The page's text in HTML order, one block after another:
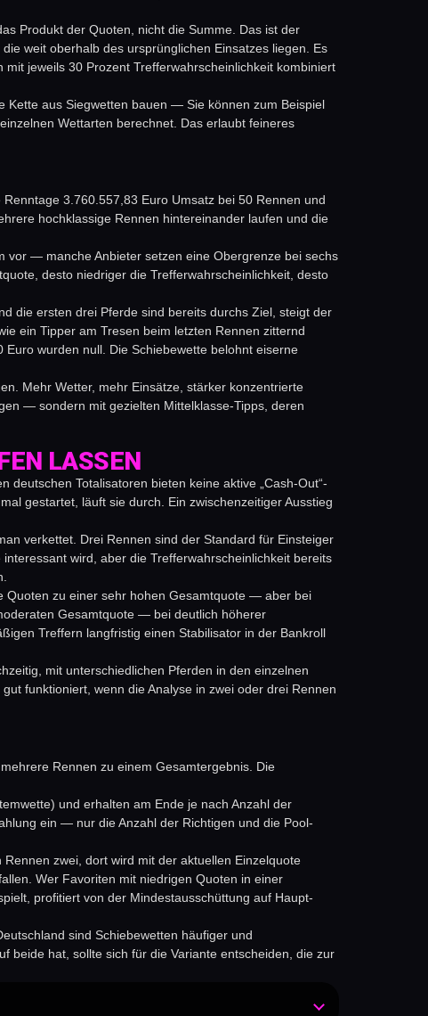
Produkt der Quoten, nicht die Summe. Das ist der
weit oberhalb des ursprünglichen Einsatzes liegen. Es
jeweils 30 Prozent Trefferwahrscheinlichkeit kombiniert
Kette aus Siegwetten bauen — Sie können zum Beispiel
Wettarten berechnet. Das erlaubt feineres
3.760.557,83 Euro Umsatz bei 50 Rennen und
hochklassige Rennen hintereinander laufen und die
vor — manche Anbieter setzen eine Obergrenze bei sechs
desto niedriger die Trefferwahrscheinlichkeit, desto
die ersten drei Pferde sind bereits durchs Ziel, steigt der
ein Tipper am Tresen beim letzten Rennen zitternd
wurden null. Die Schiebewette belohnt eiserne
Mehr Wetter, mehr Einsätze, stärker konzentrierte
— sondern mit gezielten Mittelklasse-Tipps, deren
LASSEN
deutschen Totalisatoren bieten keine aktive „Cash-Out“-
gestartet, läuft sie durch. Ein zwischenzeitiger Ausstieg
verkettet. Drei Rennen sind der Standard für Einsteiger
wird, aber die Trefferwahrscheinlichkeit bereits
Quoten zu einer sehr hohen Gesamtquote — aber bei
Gesamtquote — bei deutlich höherer
Treffern langfristig einen Stabilisator in der Bankroll
mit unterschiedlichen Pferden in den einzelnen
funktioniert, wenn die Analyse in zwei oder drei Rennen
Rennen zu einem Gesamtergebnis. Die
und erhalten am Ende je nach Anzahl der
ein — nur die Anzahl der Richtigen und die Pool-
zwei, dort wird mit der aktuellen Einzelquote
Wer Favoriten mit niedrigen Quoten in einer
profitiert von der Mindestausschüttung auf Haupt-
sind Schiebewetten häufiger und
beide hat, sollte sich für die Variante entscheiden, die zur